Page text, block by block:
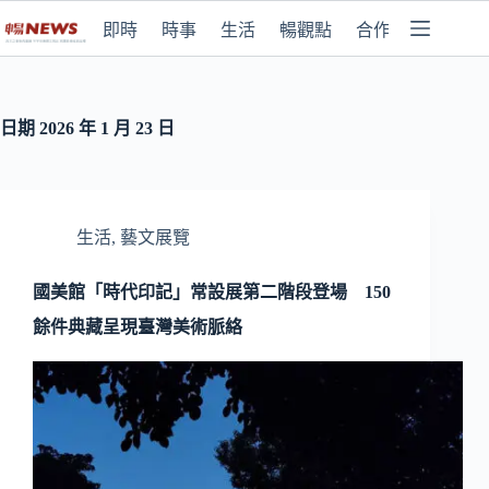
即時 時事 生活 暢觀點 合作媒體
日期 2026 年 1 月 23 日
生活, 藝文展覽
國美館「時代印記」常設展第二階段登場 150
餘件典藏呈現臺灣美術脈絡